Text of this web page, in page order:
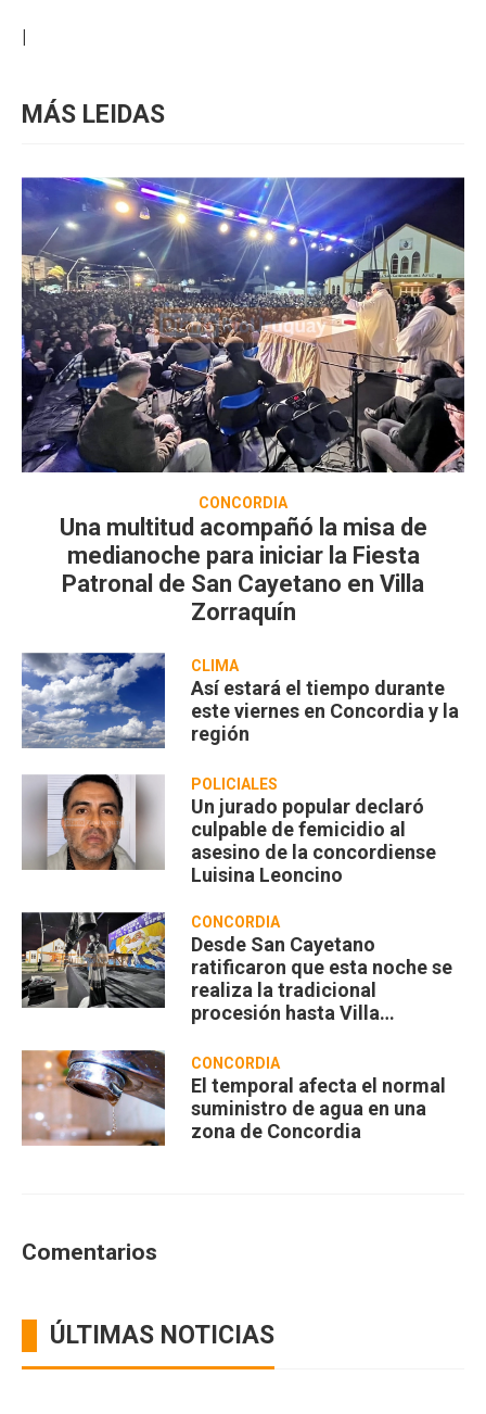
l
MÁS LEIDAS
CONCORDIA
Una multitud acompañó la misa de
medianoche para iniciar la Fiesta
Patronal de San Cayetano en Villa
Zorraquín
CLIMA
Así estará el tiempo durante
este viernes en Concordia y la
región
POLICIALES
Un jurado popular declaró
culpable de femicidio al
asesino de la concordiense
Luisina Leoncino
CONCORDIA
Desde San Cayetano
ratificaron que esta noche se
realiza la tradicional
procesión hasta Villa
CONCORDIA
El temporal afecta el normal
suministro de agua en una
zona de Concordia
Comentarios
ÚLTIMAS NOTICIAS